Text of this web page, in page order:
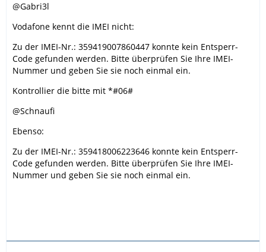
@Gabri3l
Vodafone kennt die IMEI nicht:
Zu der IMEI-Nr.: 359419007860447 konnte kein Entsperr-
Code gefunden werden. Bitte überprüfen Sie Ihre IMEI-
Nummer und geben Sie sie noch einmal ein.
Kontrollier die bitte mit *#06#
@Schnaufi
Ebenso:
Zu der IMEI-Nr.: 359418006223646 konnte kein Entsperr-
Code gefunden werden. Bitte überprüfen Sie Ihre IMEI-
Nummer und geben Sie sie noch einmal ein.